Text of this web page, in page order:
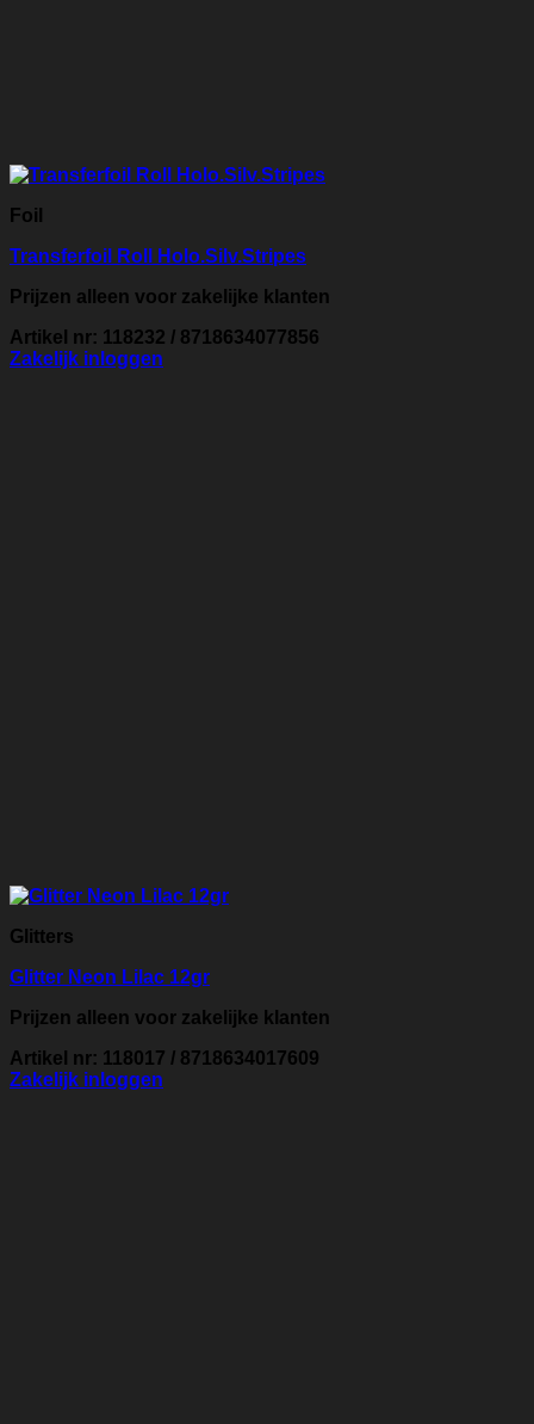
Foil
Transferfoil Roll Holo.Silv.Stripes
Prijzen alleen voor zakelijke klanten
Artikel nr: 118232 / 8718634077856
Zakelijk inloggen
Glitters
Glitter Neon Lilac 12gr
Prijzen alleen voor zakelijke klanten
Artikel nr: 118017 / 8718634017609
Zakelijk inloggen